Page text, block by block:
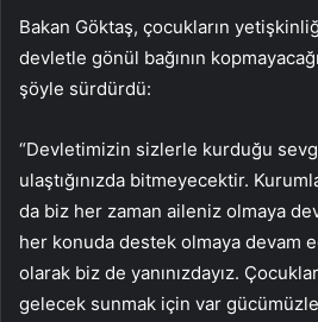
Bakan Göktaş, çocukların
devletle gönül bağının
şöyle sürdürdü:
“Devletimizin sizlerle kurduğu
ulaştığınızda bitmeyecektir.
da biz her zaman aileniz olmaya
her konuda destek olmaya devam
olarak biz de yanınızdayız.
gelecek sunmak için var gücümüzle